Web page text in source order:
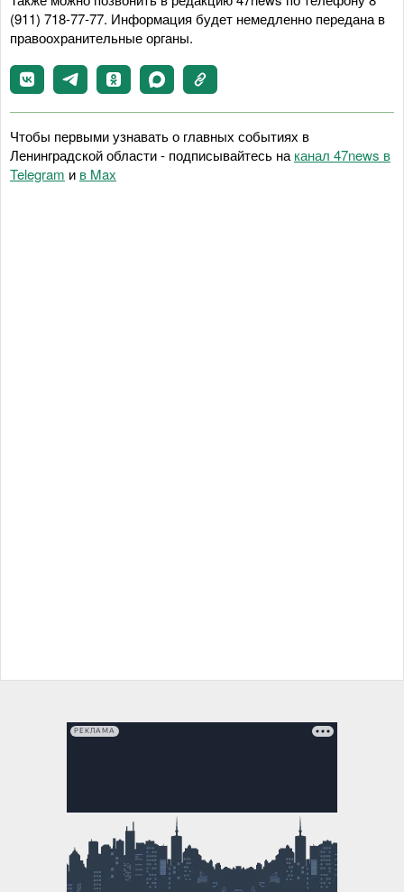
(911) 718-77-77. Информация будет немедленно передана в
правоохранительные органы.
Чтобы первыми узнавать о главных событиях в
Ленинградской области - подписывайтесь на канал 47news в
Telegram и в Maх
РЕКЛАМА